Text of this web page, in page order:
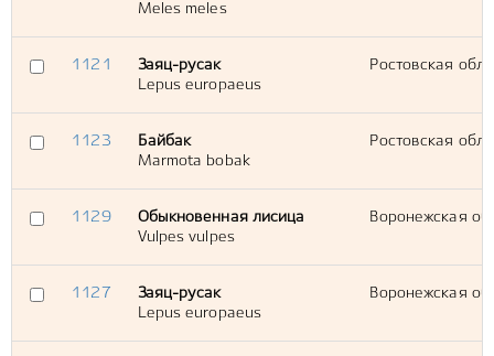
Meles meles
1121
Заяц-русак
Lepus europaeus
Ростовская обл.,
1123
Байбак
Marmota bobak
Ростовская
1129
Обыкновенная лисица
Vulpes vulpes
Воронежская
1127
Заяц-русак
Lepus europaeus
Воронежская